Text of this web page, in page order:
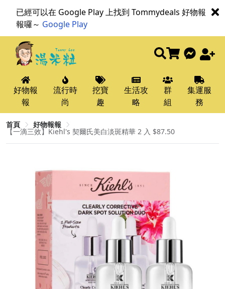
已經可以在 Google Play 上找到 Tommydeals 好物報
報囉～ Google Play
好物報
報
流行時
尚
挖寶
趣
生活攻
略
群
組
集運服
務
首頁 好物報報
【一滴三效】Kiehl's 契爾氏美白淡斑精華 2 入 $87.50